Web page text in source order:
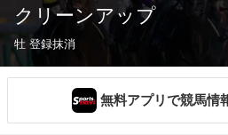
クリーンアップ
牡 登録抹消
無料アプリで競馬情